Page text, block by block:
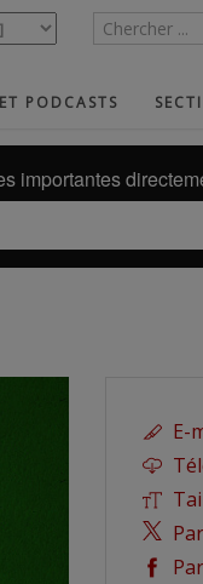
PODCASTS
importantes
E-